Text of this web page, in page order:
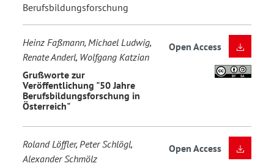
Berufsbildungsforschung
Heinz Faßmann, Michael Ludwig,
Renate Anderl, Wolfgang Katzian
Grußworte zur
Veröffentlichung "50 Jahre
Berufsbildungsforschung in
Österreich"
Open Access
Roland Löffler, Peter Schlögl,
Alexander Schmölz
Open Access